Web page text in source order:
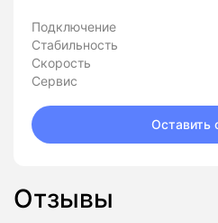
Подключение
Стабильность
Скорость
Сервис
Оставить
Отзывы